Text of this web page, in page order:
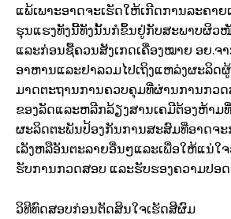
ແພ້ເພາະ​ອາດຈະ​ເຮັດໃຫ້​ເກີດ​ການ​ລະ​ຄາຍ​
ຮຸນແຮງທັງ​ນີ້​ທັງ​ນັ້ນ​ກໍ​ຂຶ້ນ​ຢູ່​ກັບ​ສະພາບ​ຜິວ​
ແລະ​ກ່ອນ​ຊື້​ຄວນ​ສັງເກດ​ເຄື່ອງ​ໝາຍ ອຍ.ຈ
ອາຫານ​ແລະ​ຢາ​ລວມ​ໄປ​ເຖິງ​ແຫລ່ງ​ຜະລິດ
ມາດຕະຖານ​ການ​ຄວບ​ຄຸມ​ທີ່​ຜ່ານ​ການ​ກວ
ຂອງ​ລັດ​ແລະ​ຫລີກ​ລ້ຽງ​ສານ​ເຄ​ມີ​ຕ້ອງ​ຫ້າມ​
ຜະລິດຕະພັນປ້ອງ​ກັນ​ການ​ສະ​ສົມ​ທີ່​ອາດຈ
ເລັງ​ຫລື​ອັນຕະລາຍ​ອື່ນໆແລະ​ເພື່ອ​ໃຫ້​ແນ່​ໃ
ຮັບ​ການ​ກວດ​ສອບ ແລະ​ຮັບຮອງ​ຄວາມ​ປອດ​
ວິທີ​ທົດສອບ​ກ່ອນ​ຕັດ​ສິນ​ໃຈ​ເຮັດ​ສີ​ຜົມ